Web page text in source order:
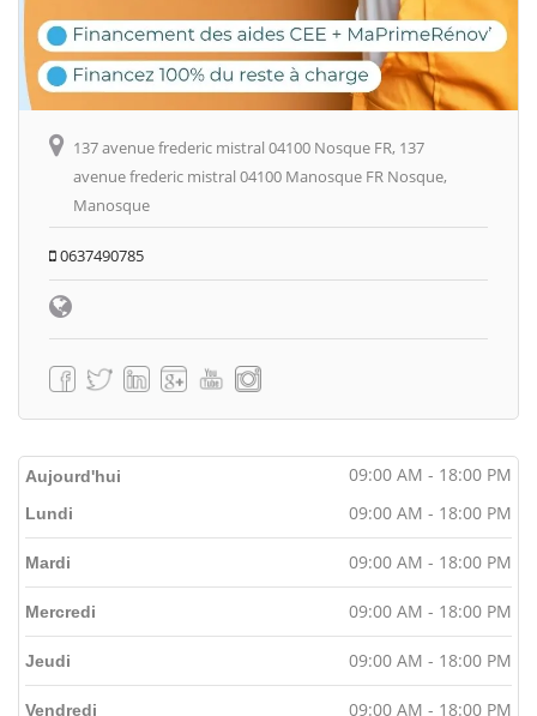
137 avenue frederic mistral 04100 Nosque FR, 137
avenue frederic mistral 04100 Manosque FR Nosque,
Manosque
0637490785
Aujourd'hui 09:00 AM - 18:00 PM
Lundi 09:00 AM - 18:00 PM
Mardi 09:00 AM - 18:00 PM
Mercredi 09:00 AM - 18:00 PM
Jeudi 09:00 AM - 18:00 PM
Vendredi 09:00 AM - 18:00 PM